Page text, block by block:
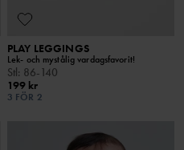
PLAY LEGGINGS
Lek- och mystålig vardagsfavorit!
Stl: 86-140
199 kr
3 FÖR 2